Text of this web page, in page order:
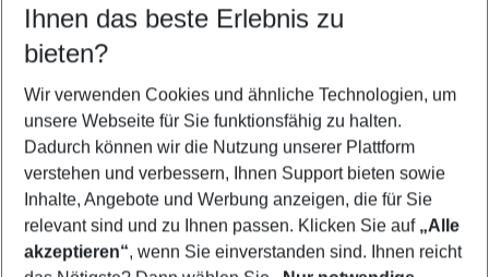
Find the perfect deal which suits your best
Your departure airport
Any airport
Select your date range
09/08/26–07/08/27 5-8 nights
Who will travel
2 adults No children
Show more filter
Ihnen das beste Erlebnis zu
bieten?
Wir verwenden Cookies und ähnliche Technologien, um
unsere Webseite für Sie funktionsfähig zu halten.
Dadurch können wir die Nutzung unserer Plattform
verstehen und verbessern, Ihnen Support bieten sowie
Inhalte, Angebote und Werbung anzeigen, die für Sie
relevant sind und zu Ihnen passen. Klicken Sie auf „Alle
akzeptieren“, wenn Sie einverstanden sind. Ihnen reicht